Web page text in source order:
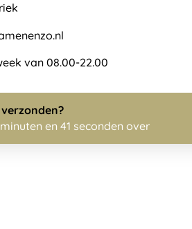
van 08.00-22.00
verzonden?
en 40 seconden over